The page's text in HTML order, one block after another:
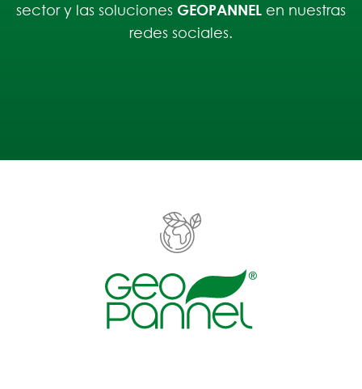
sector y las soluciones GEOPANNEL en nuestras
redes sociales.